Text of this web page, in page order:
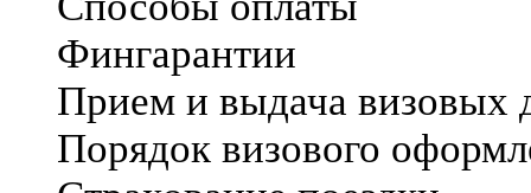
Фингарантии
Прием и выдача визовых
Порядок визового